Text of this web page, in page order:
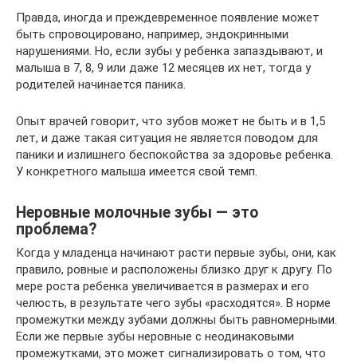
Правда, иногда и преждевременное появление может
быть спровоцировано, например, эндокринными
нарушениями. Но, если зубы у ребенка запаздывают, и
малыша в 7, 8, 9 или даже 12 месяцев их нет, тогда у
родителей начинается паника.
Опыт врачей говорит, что зубов может не быть и в 1,5
лет, и даже такая ситуация не является поводом для
паники и излишнего беспокойства за здоровье ребенка.
У конкретного малыша имеется свой темп.
Неровные молочные зубы — это
проблема?
Когда у младенца начинают расти первые зубы, они, как
правило, ровные и расположены близко друг к другу. По
мере роста ребенка увеличивается в размерах и его
челюсть, в результате чего зубы «расходятся». В норме
промежутки между зубами должны быть равномерными.
Если же первые зубы неровные с неодинаковыми
промежутками, это может сигнализировать о том, что